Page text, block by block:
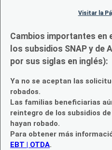
Visitar la
Cambios importantes en
los subsidios SNAP y de
por sus siglas en inglés):
Ya no se aceptan las
robados.
Las familias beneficiarias
reintegro de los subsidios
hayan robado.
Para obtener más
EBT | OTDA.